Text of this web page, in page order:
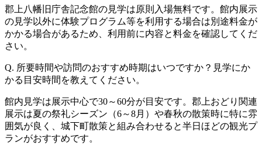
郡上八幡旧庁舎記念館の見学は原則入場無料です。館内展示
の見学以外に体験プログラム等を利用する場合は別途料金が
かかる場合があるため、利用前に内容と料金を確認してくだ
さい。
Q. 所要時間や訪問のおすすめ時期はいつですか？見学にか
かる目安時間を教えてください。
館内見学は展示中心で30～60分が目安です。郡上おどり関連
展示は夏の祭礼シーズン（6～8月）や春秋の散策時に特に雰
囲気が良く、城下町散策と組み合わせると半日ほどの観光プ
ランがおすすめです。